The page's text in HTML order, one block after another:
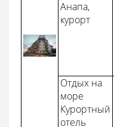
Анапа,
курорт
Отдых на
море
Курортный
отель